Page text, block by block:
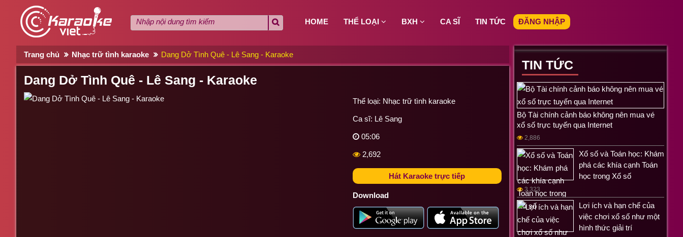
HOME THỂ LOẠI BXH CA SĨ TIN TỨC ĐĂNG NHẬP
Trang chủ Nhạc trữ tình karaoke Dang Dở Tình Quê - Lê Sang - Karaoke
Dang Dở Tình Quê - Lê Sang - Karaoke
Thể loại: Nhạc trữ tình karaoke
Ca sĩ: Lê Sang
05:06
2,692
Hát Karaoke trực tiếp
Download
TIN TỨC
Bộ Tài chính cảnh báo không nên mua vé
xổ số trực tuyến qua Internet
2,886
Xổ số và Toán học: Khám
phá các khía cạnh Toán
học trong Xổ số
3,323
Lợi ích và hạn chế của
việc chơi xổ số như một
hình thức giải trí